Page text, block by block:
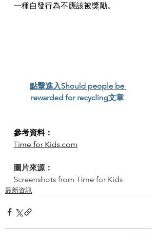
一種自發行為不應該被獎勵。
點擊進入Should people be
rewarded for recycling文章
參考資料：
Time for Kids.com
圖片來源：
Screenshots from Time for Kids
最新資訊